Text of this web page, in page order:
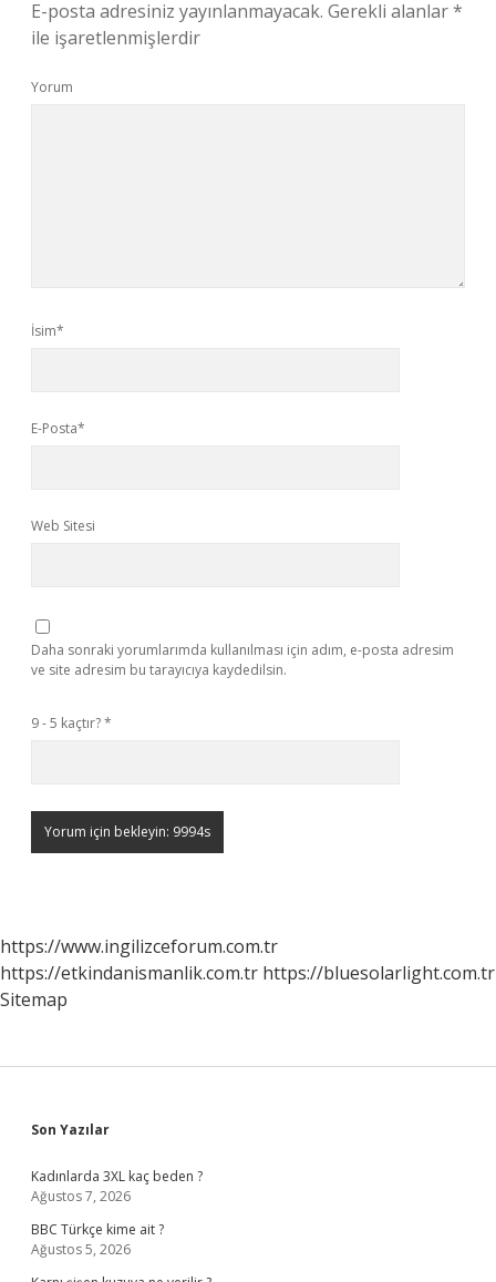
E-posta adresiniz yayınlanmayacak. Gerekli alanlar*
ile işaretlenmişlerdir
Yorum
İsim*
E-Posta*
Web Sitesi
Daha sonraki yorumlarımda kullanılması için adım, e-posta adresim
ve site adresim bu tarayıcıya kaydedilsin.
9 - 5 kaçtır?*
https://www.ingilizceforum.com.tr
https://etkindanismanlik.com.tr https://bluesolarlight.com.tr
Sitemap
Sidebar
Son Yazılar
Kadınlarda 3XL kaç beden ?
Ağustos 7, 2026
BBC Türkçe kime ait ?
Ağustos 5, 2026